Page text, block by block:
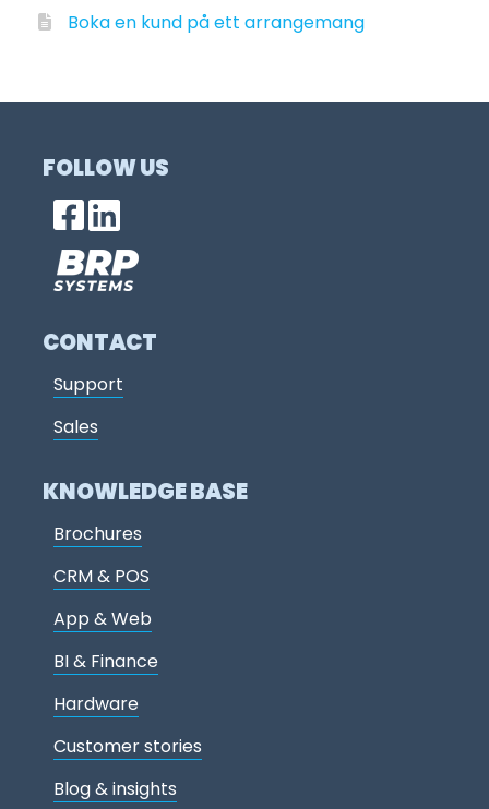
Boka en kund på ett arrangemang
FOLLOW US
CONTACT
Support
Sales
KNOWLEDGE BASE
Brochures
CRM & POS
App & Web
BI & Finance
Hardware
Customer stories
Blog & insights